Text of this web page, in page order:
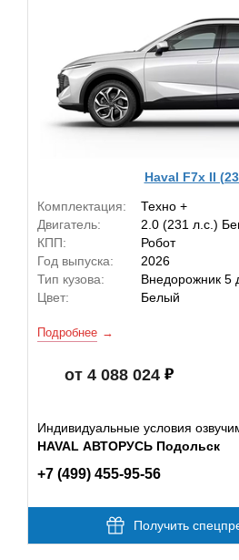
Haval F7x II
Комплектация:
Техно +
Двигатель:
2.0 (231 л.с.)
КПП:
Робот
Год выпуска:
2026
Тип кузова:
Внедорожник 5
Цвет:
Белый
Подробнее
от 4 088 024
Индивидуальные условия
HAVAL АВТОРУСЬ Подольск
+7 (499) 455-95-56
Получить